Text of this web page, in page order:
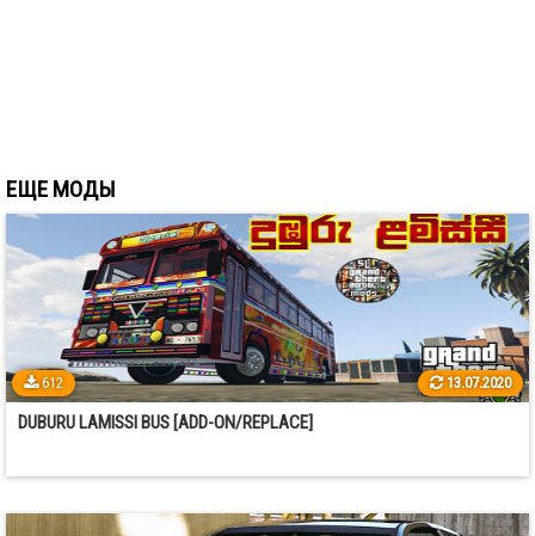
ЕЩЕ МОДЫ
612 13.07.2020
DUBURU LAMISSI BUS [ADD-ON/REPLACE]